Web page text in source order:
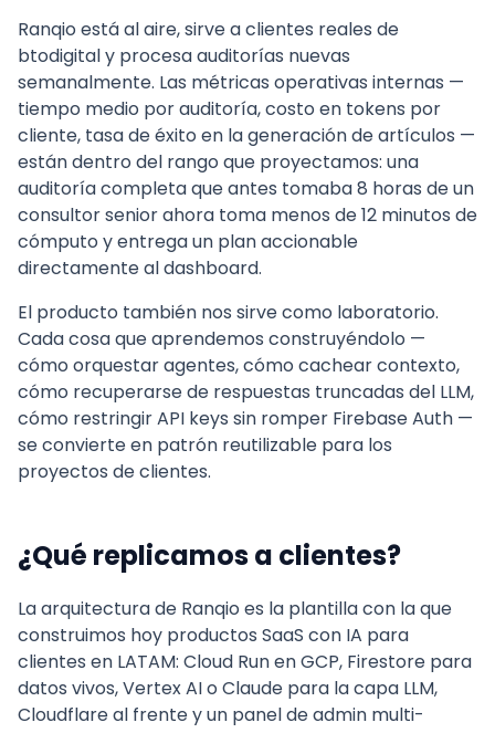
Ranqio está al aire, sirve a clientes reales de
btodigital y procesa auditorías nuevas
semanalmente. Las métricas operativas internas —
tiempo medio por auditoría, costo en tokens por
cliente, tasa de éxito en la generación de artículos —
están dentro del rango que proyectamos: una
auditoría completa que antes tomaba 8 horas de un
consultor senior ahora toma menos de 12 minutos de
cómputo y entrega un plan accionable
directamente al dashboard.
El producto también nos sirve como laboratorio.
Cada cosa que aprendemos construyéndolo —
cómo orquestar agentes, cómo cachear contexto,
cómo recuperarse de respuestas truncadas del LLM,
cómo restringir API keys sin romper Firebase Auth —
se convierte en patrón reutilizable para los
proyectos de clientes.
¿Qué replicamos a clientes?
La arquitectura de Ranqio es la plantilla con la que
construimos hoy productos SaaS con IA para
clientes en LATAM: Cloud Run en GCP, Firestore para
datos vivos, Vertex AI o Claude para la capa LLM,
Cloudflare al frente y un panel de admin multi-